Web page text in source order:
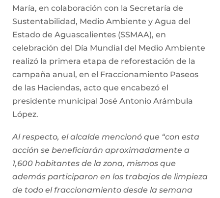
María, en colaboración con la Secretaría de
Sustentabilidad, Medio Ambiente y Agua del
Estado de Aguascalientes (SSMAA), en
celebración del Día Mundial del Medio Ambiente
realizó la primera etapa de reforestación de la
campaña anual, en el Fraccionamiento Paseos
de las Haciendas, acto que encabezó el
presidente municipal José Antonio Arámbula
López.
Al respecto, el alcalde mencionó que “con esta
acción se beneficiarán aproximadamente a
1,600 habitantes de la zona, mismos que
además participaron en los trabajos de limpieza
de todo el fraccionamiento desde la semana